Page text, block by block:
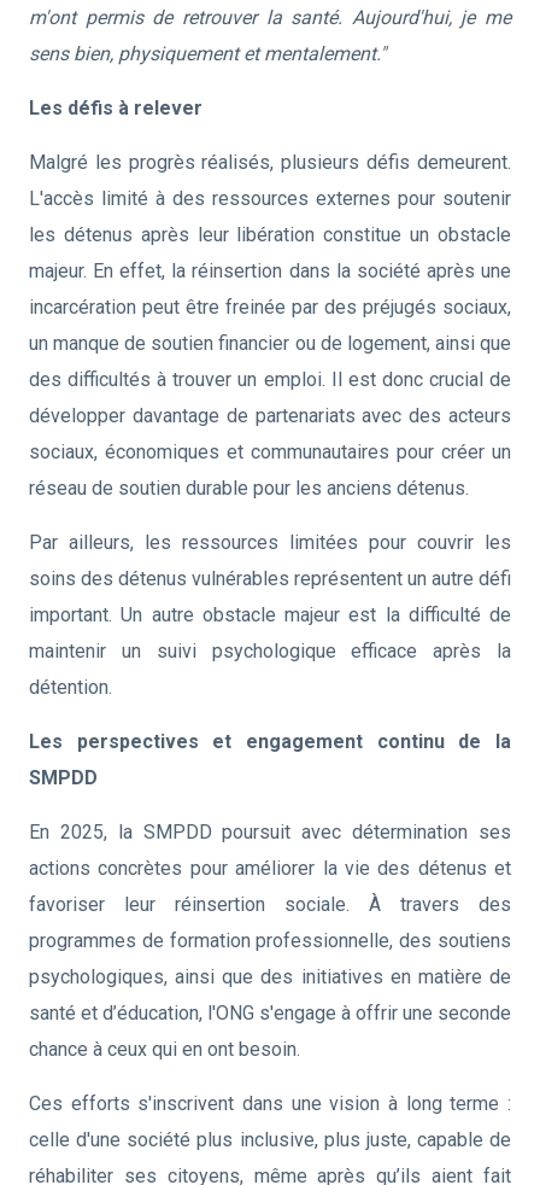
m'ont permis de retrouver la santé. Aujourd'hui, je me
sens bien, physiquement et mentalement."
Les défis à relever
Malgré les progrès réalisés, plusieurs défis demeurent.
L'accès limité à des ressources externes pour soutenir
les détenus après leur libération constitue un obstacle
majeur. En effet, la réinsertion dans la société après une
incarcération peut être freinée par des préjugés sociaux,
un manque de soutien financier ou de logement, ainsi que
des difficultés à trouver un emploi. Il est donc crucial de
développer davantage de partenariats avec des acteurs
sociaux, économiques et communautaires pour créer un
réseau de soutien durable pour les anciens détenus.
Par ailleurs, les ressources limitées pour couvrir les
soins des détenus vulnérables représentent un autre défi
important. Un autre obstacle majeur est la difficulté de
maintenir un suivi psychologique efficace après la
détention.
Les perspectives et engagement continu de la
SMPDD
En 2025, la SMPDD poursuit avec détermination ses
actions concrètes pour améliorer la vie des détenus et
favoriser leur réinsertion sociale. À travers des
programmes de formation professionnelle, des soutiens
psychologiques, ainsi que des initiatives en matière de
santé et d’éducation, l'ONG s'engage à offrir une seconde
chance à ceux qui en ont besoin.
Ces efforts s'inscrivent dans une vision à long terme :
celle d'une société plus inclusive, plus juste, capable de
réhabiliter ses citoyens, même après qu’ils aient fait